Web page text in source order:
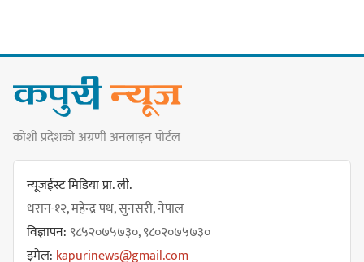
बास्केटबलको उपाधि
प्रभातलाई,पाराडाइज उपविजेतामा
सीमित
हर्क साम्पाङको क्युआरटी विघटन गर्ने
विज्ञप्ती
कोशी प्रदेशको अग्रणी अनलाइन पोर्टल
न्यूजईस्ट मिडिया प्रा. ली.
धरान-१२, महेन्द्र पथ, सुनसरी, नेपाल
विज्ञापन:९८५२०७५७३०, ९८०२०७५७३०
इमेल: kapurinews@gmail.com